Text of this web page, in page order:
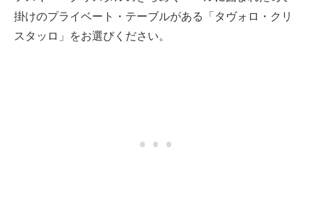
掛けのプライベート・テーブルがある「タヴォロ・クリ
スタッロ」をお選びください。